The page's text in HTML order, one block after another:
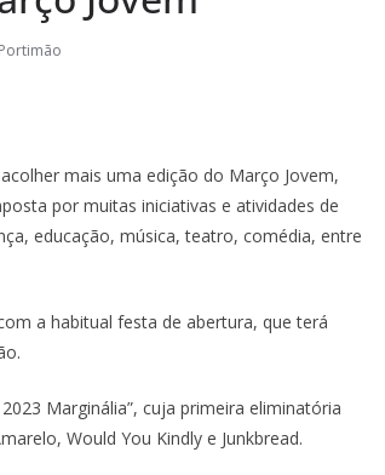
Portimão
mais uma edição do Março Jovem,
por muitas iniciativas e atividades de
educação, música, teatro, comédia, entre
a habitual festa de abertura, que terá
Marginália”, cuja primeira eliminatória
Would You Kindly e Junkbread.
Lagos – A quem pertence a parte superior da
sacristia da Igreja de Santa Maria?!…